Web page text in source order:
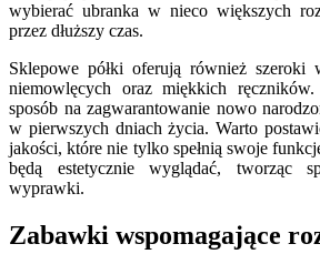
wybierać ubranka w nieco większych
przez dłuższy czas.
Sklepowe półki oferują również szeroki
niemowlęcych oraz miękkich
sposób na zagwarantowanie nowo
w pierwszych dniach życia. Warto
jakości, które nie tylko spełnią swoje
będą estetycznie wyglądać, tworząc
wyprawki.
Zabawki wspomagające